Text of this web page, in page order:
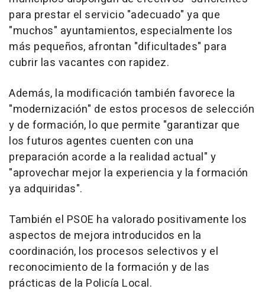
para prestar el servicio "adecuado" ya que
"muchos" ayuntamientos, especialmente los
más pequeños, afrontan "dificultades" para
cubrir las vacantes con rapidez.
Además, la modificación también favorece la
"modernización" de estos procesos de selección
y de formación, lo que permite "garantizar que
los futuros agentes cuenten con una
preparación acorde a la realidad actual" y
"aprovechar mejor la experiencia y la formación
ya adquiridas".
También el PSOE ha valorado positivamente los
aspectos de mejora introducidos en la
coordinación, los procesos selectivos y el
reconocimiento de la formación y de las
prácticas de la Policía Local.